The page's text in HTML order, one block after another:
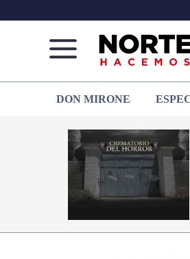
de
Juárez
que
hacemos periodismo
DON MIRONE